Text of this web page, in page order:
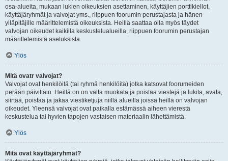
osa-alueita, mukaan lukien oikeuksien asettaminen, käyttäjien porttikiellot,
käyttäjäryhmät ja valvojat yms., riippuen foorumin perustajasta ja hänen
ylläpitäjille määrittelemistä oikeuksista. Heillä saattaa olla myös täydet
valvojan oikeudet kaikilla keskustelualueilla, riippuen foorumin perustajan
määrittelemistä asetuksista.
Ylös
Mitä ovatr valvojat?
Valvojat ovat henkilöitä (tai ryhmä henkilöitä) jotka katsovat foorumeiden
perään päivittäin. Heillä on on valta muokata ja poistaa viestejä ja lukita, avata,
siirtää, poistaa ja jakaa viestiketjuja niillä alueilla joissa heillä on valvojan
oikeudet. Yleensä valvojat ovat paikalla estämässä aiheen vierestä
keskustelua tai hyvien tapojen vastaisen materiaalin lähettämistä.
Ylös
Mitä ovat käyttäjäryhmät?